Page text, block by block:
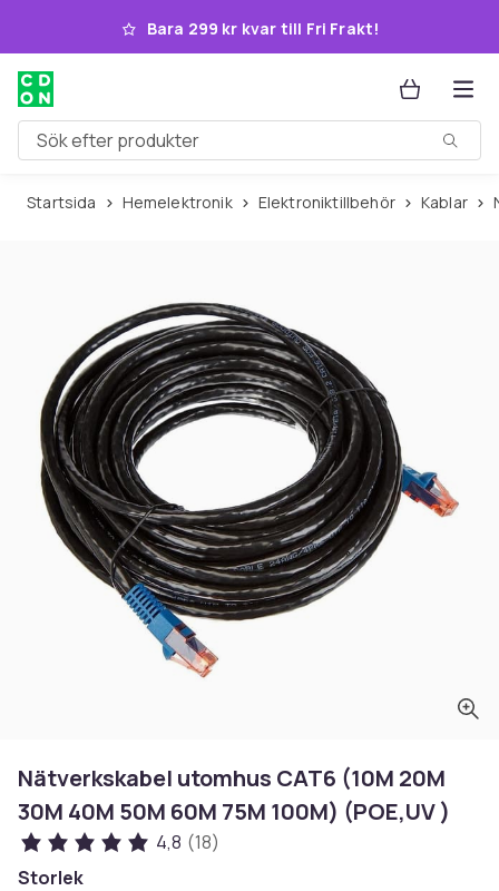
Hoppa till huvudinnehållet
Bara 299 kr kvar till Fri Frakt!
Sök efter produkter
Startsida Hemelektronik Elektroniktillbehör Kablar
Nätverkskabel utomhus CAT6 (10M 20M
30M 40M 50M 60M 75M 100M) (POE,UV )
4,8 (18)
Storlek